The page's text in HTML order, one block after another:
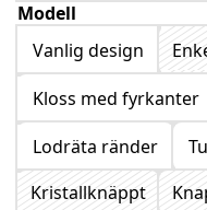
Modell
Vanlig design
Kloss med fyrkanter
Lodräta ränder
Kristallknäppt